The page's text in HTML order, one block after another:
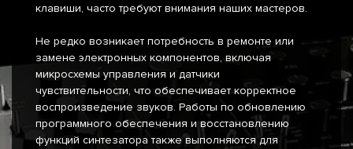
клавиши, часто требуют внимания наших мастеров.
Не редко возникает потребность в ремонте или
замене электронных компонентов, включая
микросхемы управления и датчики
чувствительности, что обеспечивает корректное
воспроизведение звуков. Работы по обновлению
программного обеспечения и восстановлению
функций синтезатора также выполняются для